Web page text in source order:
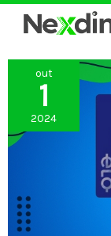
para
conteúdo
out
1
2024